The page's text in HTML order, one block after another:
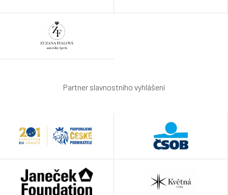
Partner slavnostního vyhlášení